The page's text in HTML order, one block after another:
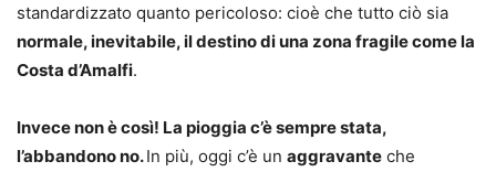
standardizzato quanto pericoloso: cioè che tutto ciò sia
normale, inevitabile, il destino di una zona fragile come la
Costa d’Amalfi.
Invece non è così! La pioggia c’è sempre stata,
l’abbandono no.In più, oggi c’è un aggravante che